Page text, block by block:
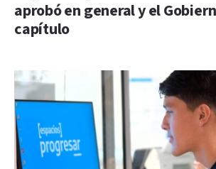
aprobó en general y el
capítulo